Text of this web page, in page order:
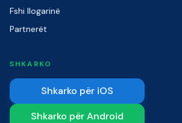
Fshi llogarinë
Partnerët
SHKARKO
Shkarko për iOS
Shkarko për Android